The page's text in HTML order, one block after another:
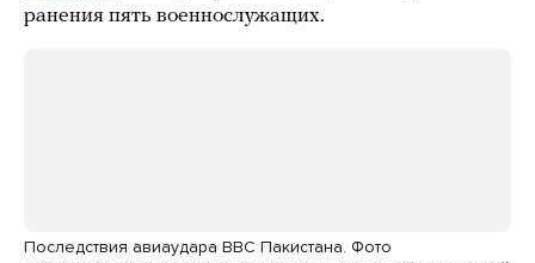
ранения пять военнослужащих.
Последствия авиаудара ВВС Пакистана. Фото